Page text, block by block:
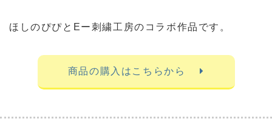
ほしのぴぴとEー刺繍工房のコラボ作品です。
商品の購入はこちらから